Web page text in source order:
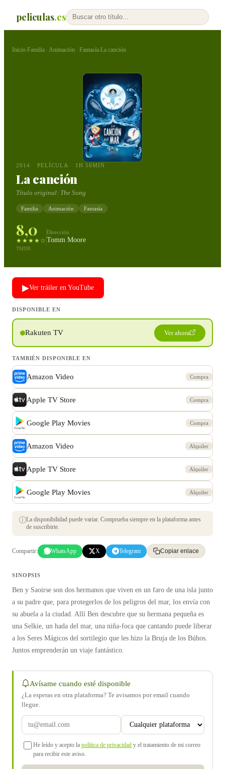
peliculas.es
Inicio›Familia · Animación · Fantasía›La canción
2014 PELÍCULA 1H 56MIN
La canción
Título original: The Song
Familia Animación Fantasía
8,0
★★★★☆
TMDB
Dirección
Tomm Moore
▶Ver tráiler en YouTube
DISPONIBLE EN
Rakuten TV Ver ahora
TAMBIÉN DISPONIBLE EN
Amazon Video Compra
Apple TV Store Compra
Google Play Movies Compra
Amazon Video Alquiler
Apple TV Store Alquiler
Google Play Movies Alquiler
La disponibilidad puede variar. Comprueba siempre en la plataforma antes
de suscribirte.
Compartir: WhatsApp X Telegram Copiar enlace
SINOPSIS
Ben y Saoirse son dos hermanos que viven en un faro de una isla junto
a su padre que, para protegerlos de los peligros del mar, los envía con
su abuela a la ciudad. Allí Ben descubre que su hermana pequeña es
una Selkie, un hada del mar, una niña-foca que cantando puede liberar
a los Seres Mágicos del sortilegio que les hizo la Bruja de los Búhos.
Juntos emprenderán un viaje fantástico.
Avísame cuando esté disponible
¿La esperas en otra plataforma? Te avisamos por email cuando
llegue.
He leído y acepto la política de privacidad y el tratamiento de mi correo
para recibir este aviso.